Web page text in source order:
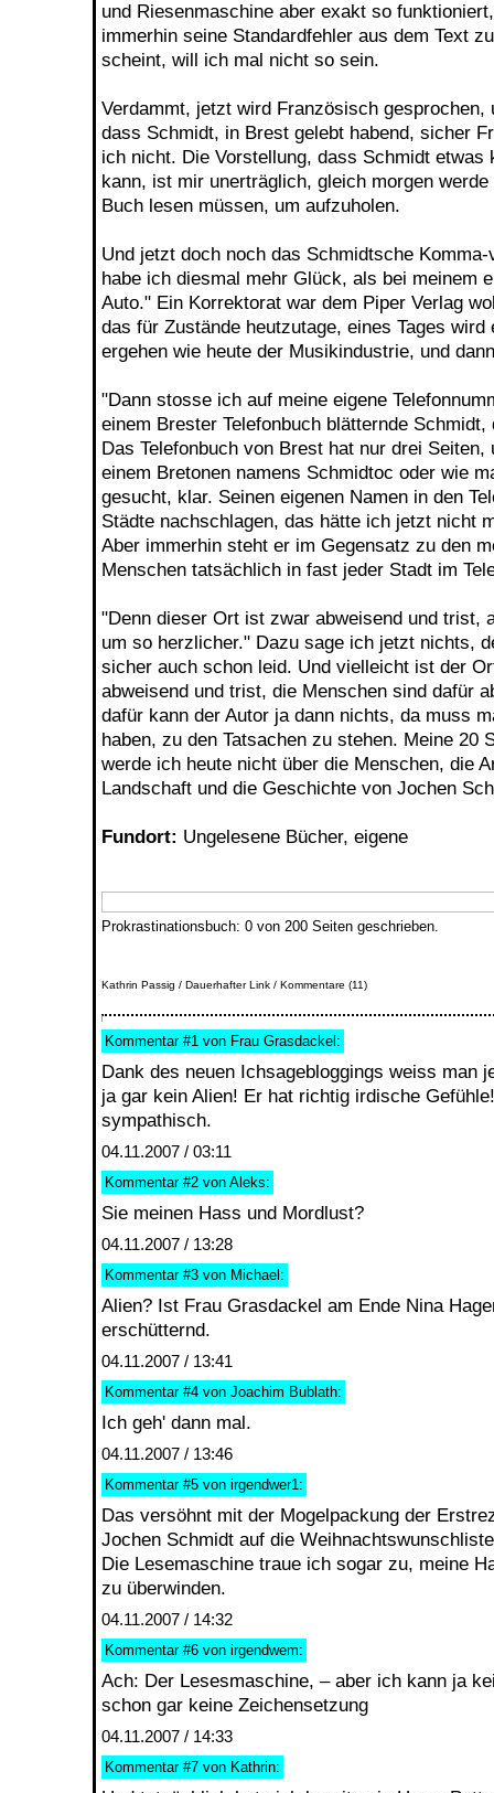
und Riesenmaschine aber exakt so
immerhin seine Standardfehler aus dem Text
scheint, will ich mal nicht so sein.
Verdammt, jetzt wird Französisch gesprochen,
dass Schmidt, in Brest gelebt habend, sicher
ich nicht. Die Vorstellung, dass Schmidt etwas
kann, ist mir unerträglich, gleich morgen
Buch lesen müssen, um aufzuholen.
Und jetzt doch noch das Schmidtsche
habe ich diesmal mehr Glück, als bei meinem
Auto." Ein Korrektorat war dem Piper Verlag
das für Zustände heutzutage, eines Tages wird
ergehen wie heute der Musikindustrie, und
"Dann stosse ich auf meine eigene
einem Brester Telefonbuch blätternde Schmidt,
Das Telefonbuch von Brest hat nur drei Seiten,
einem Bretonen namens Schmidtoc oder wie
gesucht, klar. Seinen eigenen Namen in den
Städte nachschlagen, das hätte ich jetzt nicht
Aber immerhin steht er im Gegensatz zu den
Menschen tatsächlich in fast jeder Stadt im
"Denn dieser Ort ist zwar abweisend und trist,
um so herzlicher." Dazu sage ich jetzt nichts,
sicher auch schon leid. Und vielleicht ist der
abweisend und trist, die Menschen sind dafür
dafür kann der Autor ja dann nichts, da muss
haben, zu den Tatsachen zu stehen. Meine 20
werde ich heute nicht über die Menschen, die
Landschaft und die Geschichte von Jochen
Fundort: Ungelesene Bücher, eigene
Prokrastinationsbuch: 0 von 200 Seiten geschrieben.
Kathrin Passig / Dauerhafter Link/ Kommentare (11)
Kommentar #1 von Frau Grasdackel:
Dank des neuen Ichsagebloggings weiss man
ja gar kein Alien! Er hat richtig irdische
sympathisch.
04.11.2007 / 03:11
Kommentar #2von Aleks:
Sie meinen Hass und Mordlust?
04.11.2007 / 13:28
Kommentar #3von Michael:
Alien? Ist Frau Grasdackel am Ende Nina
erschütternd.
04.11.2007 / 13:41
Kommentar #4von Joachim Bublath:
Ich geh' dann mal.
04.11.2007 / 13:46
Kommentar #5von irgendwer1:
Das versöhnt mit der Mogelpackung der
Jochen Schmidt auf die
Die Lesemaschine traue ich sogar zu, meine
zu überwinden.
04.11.2007 / 14:32
Kommentar #6von irgendwem:
Ach: Der Lesesmaschine, – aber ich kann ja
schon gar keine Zeichensetzung
04.11.2007 / 14:33
Kommentar #7von Kathrin: